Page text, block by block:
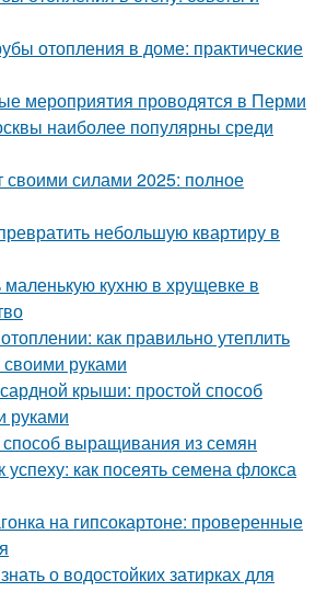
отопления в доме: практические
мероприятия проводятся в Перми
наиболее популярны среди
силами 2025: полное
небольшую квартиру в
маленькую кухню в хрущевке в
как правильно утеплить
руками
крыши: простой способ
руками
способ выращивания из семян
как посеять семена флокса
на гипсокартоне: проверенные
о водостойких затирках для